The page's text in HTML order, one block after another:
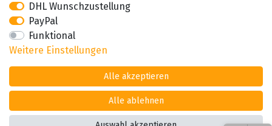
DHL Wunschzustellung
PayPal
Funktional
Weitere Einstellungen
Alle akzeptieren
Alle ablehnen